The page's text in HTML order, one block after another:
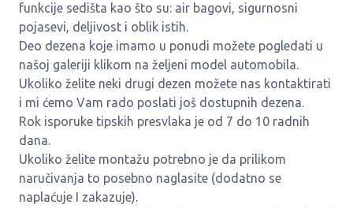
funkcije sedišta kao što su: air bagovi, sigurnosni
pojasevi, deljivost i oblik istih.
Deo dezena koje imamo u ponudi možete pogledati u
našoj galeriji klikom na željeni model automobila.
Ukoliko želite neki drugi dezen možete nas kontaktirati
i mi ćemo Vam rado poslati još dostupnih dezena.
Rok isporuke tipskih presvlaka je od 7 do 10 radnih
dana.
Ukoliko želite montažu potrebno je da prilikom
naručivanja to posebno naglasite (dodatno se
naplaćuje I zakazuje).